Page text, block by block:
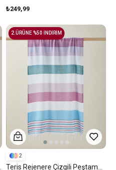
₺249,99
2
2.ÜRÜNE %50 İNDİRİM